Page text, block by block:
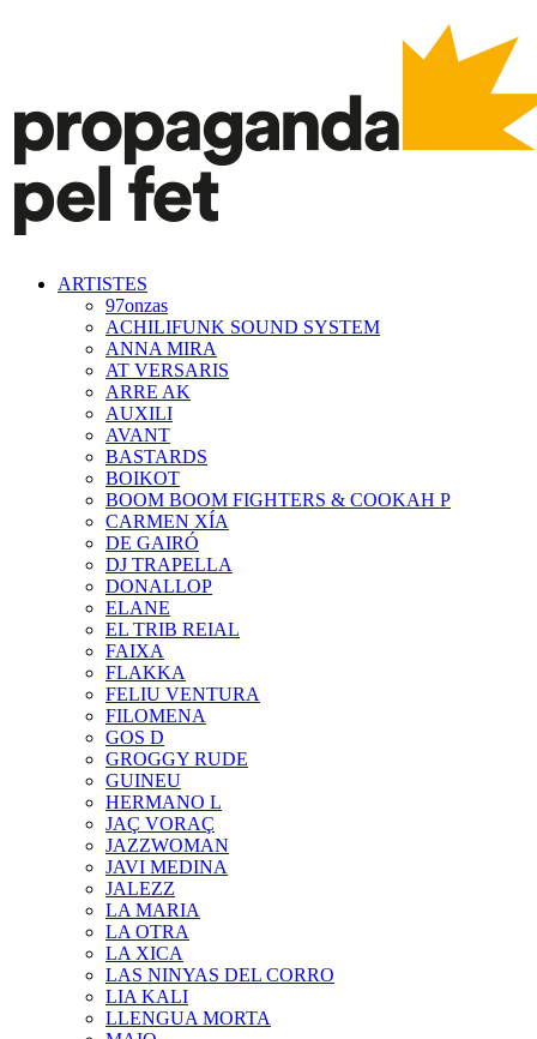
ARTISTES
97onzas
ACHILIFUNK SOUND SYSTEM
ANNA MIRA
AT VERSARIS
ARRE AK
AUXILI
AVANT
BASTARDS
BOIKOT
BOOM BOOM FIGHTERS & COOKAH P
CARMEN XÍA
DE GAIRÓ
DJ TRAPELLA
DONALLOP
ELANE
EL TRIB REIAL
FAIXA
FLAKKA
FELIU VENTURA
FILOMENA
GOS D
GROGGY RUDE
GUINEU
HERMANO L
JAÇ VORAÇ
JAZZWOMAN
JAVI MEDINA
JALEZZ
LA MARIA
LA OTRA
LA XICA
LAS NINYAS DEL CORRO
LIA KALI
LLENGUA MORTA